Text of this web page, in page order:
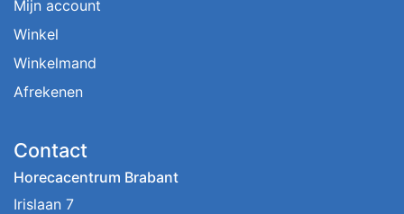
Mijn account
Winkel
Winkelmand
Afrekenen
Contact
Horecacentrum Brabant
Irislaan 7